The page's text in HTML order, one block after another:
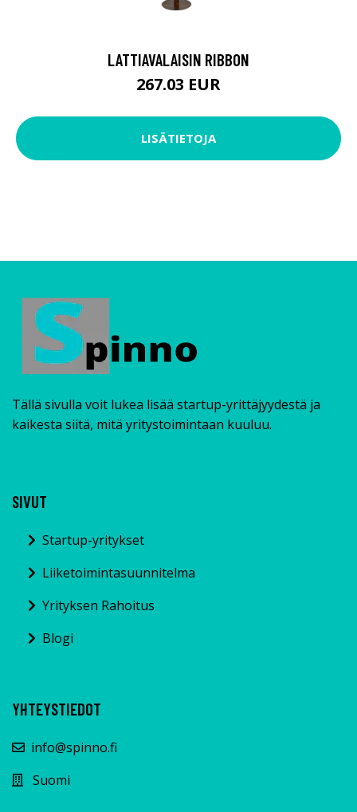
LATTIAVALAISIN RIBBON
267.03 EUR
LISÄTIETOJA
Tällä sivulla voit lukea lisää startup-yrittäjyydestä ja
kaikesta siitä, mitä yritystoimintaan kuuluu.
SIVUT
Startup-yritykset
Liiketoimintasuunnitelma
Yrityksen Rahoitus
Blogi
YHTEYSTIEDOT
info@spinno.fi
Suomi